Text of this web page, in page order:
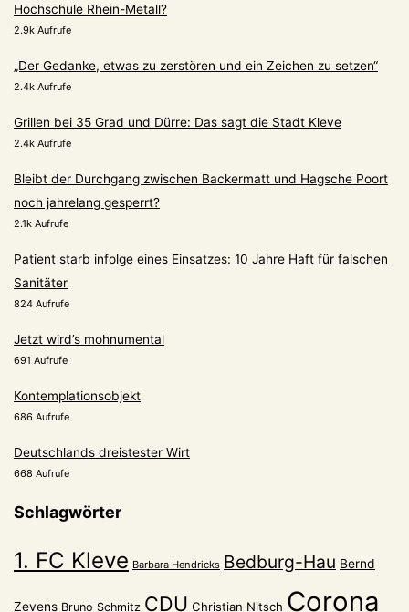
Hochschule Rhein-Metall?
2.9k Aufrufe
„Der Gedanke, etwas zu zerstören und ein Zeichen zu setzen“
2.4k Aufrufe
Grillen bei 35 Grad und Dürre: Das sagt die Stadt Kleve
2.4k Aufrufe
Bleibt der Durchgang zwischen Backermatt und Hagsche Poort
noch jahrelang gesperrt?
2.1k Aufrufe
Patient starb infolge eines Einsatzes: 10 Jahre Haft für falschen
Sanitäter
824 Aufrufe
Jetzt wird’s mohnumental
691 Aufrufe
Kontemplationsobjekt
686 Aufrufe
Deutschlands dreistester Wirt
668 Aufrufe
Schlagwörter
1. FC Kleve Barbara Hendricks Bedburg-Hau Bernd
Zevens Bruno Schmitz CDU Christian Nitsch Corona